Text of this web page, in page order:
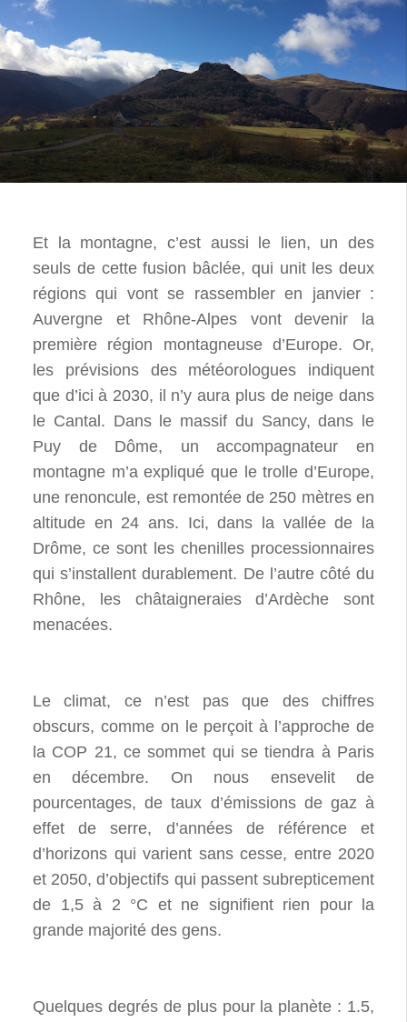
Et la montagne, c’est aussi le lien, un des
seuls de cette fusion bâclée, qui unit les deux
régions qui vont se rassembler en janvier :
Auvergne et Rhône-Alpes vont devenir la
première région montagneuse d’Europe. Or,
les prévisions des météorologues indiquent
que d’ici à 2030, il n’y aura plus de neige dans
le Cantal. Dans le massif du Sancy, dans le
Puy de Dôme, un accompagnateur en
montagne m’a expliqué que le trolle d’Europe,
une renoncule, est remontée de 250 mètres en
altitude en 24 ans. Ici, dans la vallée de la
Drôme, ce sont les chenilles processionnaires
qui s’installent durablement. De l’autre côté du
Rhône, les châtaigneraies d’Ardèche sont
menacées.
Le climat, ce n’est pas que des chiffres
obscurs, comme on le perçoit à l’approche de
la COP 21, ce sommet qui se tiendra à Paris
en décembre. On nous ensevelit de
pourcentages, de taux d’émissions de gaz à
effet de serre, d’années de référence et
d’horizons qui varient sans cesse, entre 2020
et 2050, d’objectifs qui passent subrepticement
de 1,5 à 2 °C et ne signifient rien pour la
grande majorité des gens.
Quelques degrés de plus pour la planète : 1.5,